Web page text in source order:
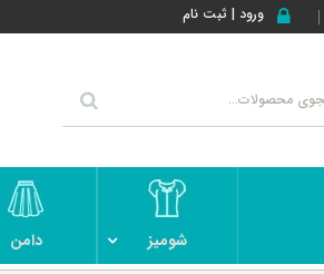
ورود | ثبت نام
شومیز دامن